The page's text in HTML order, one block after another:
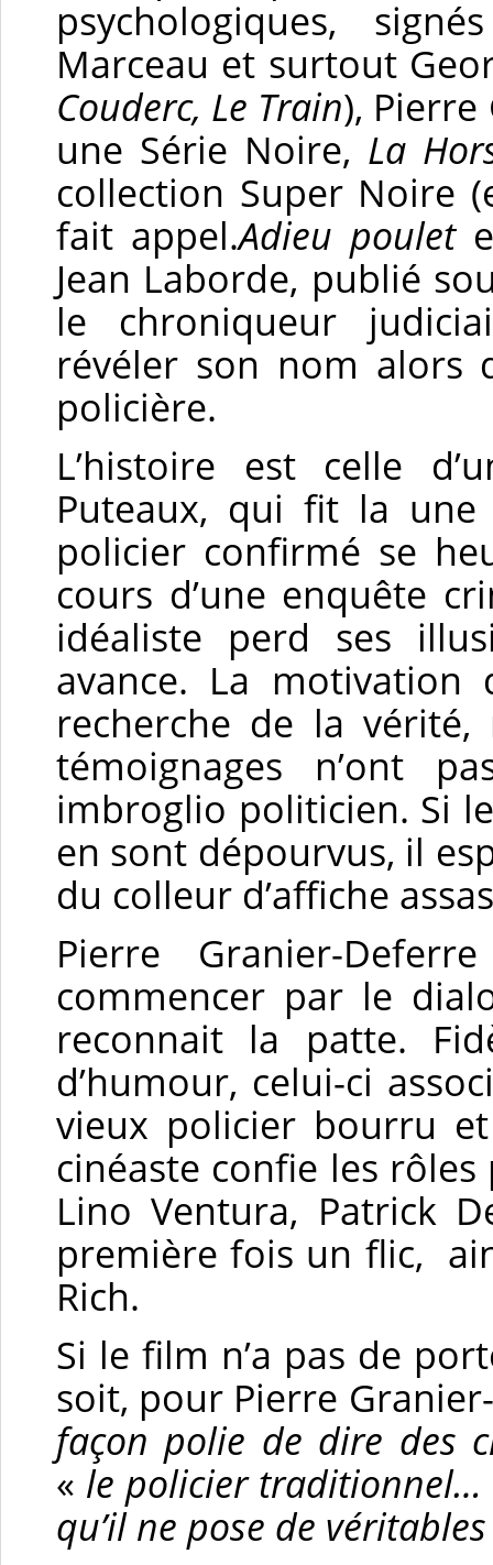
psychologiques,
Marceau et surtout
Couderc, Le Train),
une Série Noire, La
collection Super Noire
fait appel.Adieu poulet
Jean Laborde, publié
le chroniqueur
révéler son nom alors
policière.
L’histoire est celle
Puteaux, qui fit la
policier confirmé se
cours d’une enquête
idéaliste perd ses
avance. La motivation
recherche de la
témoignages n’ont
imbroglio politicien. Si
en sont dépourvus, il
du colleur d’affiche
Pierre Granier-
commencer par le
reconnait la patte.
d’humour, celui-ci
vieux policier bourru
cinéaste confie les
Lino Ventura, Patrick
première fois un flic,
Rich.
Si le film n’a pas de
soit, pour Pierre
façon polie de dire des
« le policier traditionnel…
qu’il ne pose de